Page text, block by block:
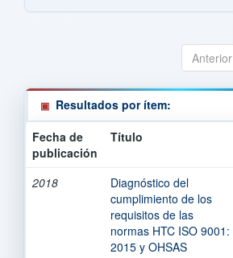
Anterior
Resultados por ítem:
Fecha de
publicación
Título
2018
Diagnóstico del
cumplimiento de los
requisitos de las
normas HTC ISO 9001:
2015 y OHSAS